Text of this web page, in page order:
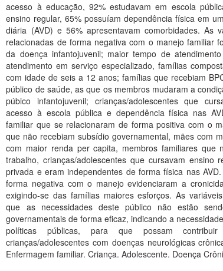
acesso à educação, 92% estudavam em escola
ensino regular, 65% possuíam dependência física em
diária (AVD) e 56% apresentavam comorbidades. As
relacionadas de forma negativa com o manejo familiar
da doença infantojuvenil; maior tempo de
atendimento em serviço especializado, famílias
com idade de seis a 12 anos; famílias que recebiam
público de saúde, as que os membros mudaram a
púbico infantojuvenil; crianças/adolescentes que
acesso à escola pública e dependência física nas
familiar que se relacionaram de forma positiva com o
que não recebiam subsídio governamental, mães com
com maior renda per capita, membros familiares que
trabalho, crianças/adolescentes que cursavam ensino
privada e eram independentes de forma física nas
forma negativa com o manejo evidenciaram a
exigindo-se das famílias maiores esforços. As
que as necessidades deste público não estão
governamentais de forma eficaz, indicando a
políticas públicas, para que possam
crianças/adolescentes com doenças neurológicas
Enfermagem familiar. Criança. Adolescente. Doença